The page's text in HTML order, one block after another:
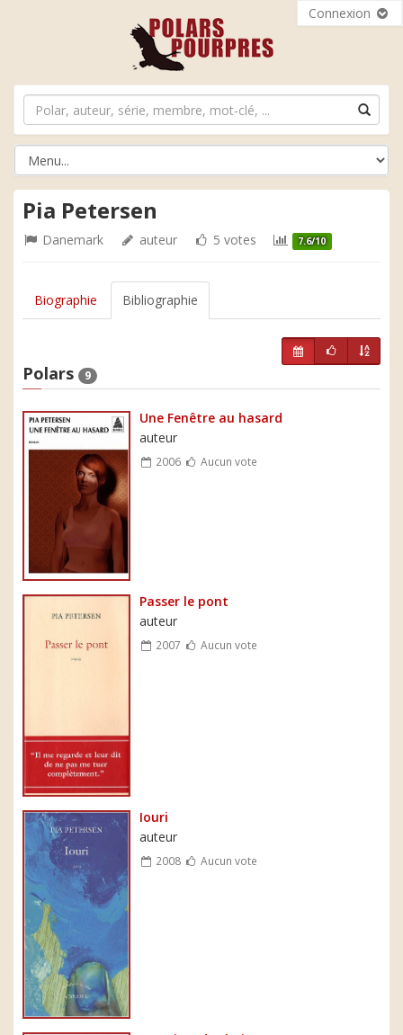
Connexion
Pia Petersen
Danemark auteur 5 votes 7.6/10
Biographie Bibliographie
Polars 9
Une Fenêtre au hasard
auteur
2006 Aucun vote
Passer le pont
auteur
2007 Aucun vote
Iouri
auteur
2008 Aucun vote